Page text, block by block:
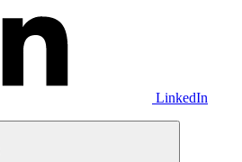
LinkedIn